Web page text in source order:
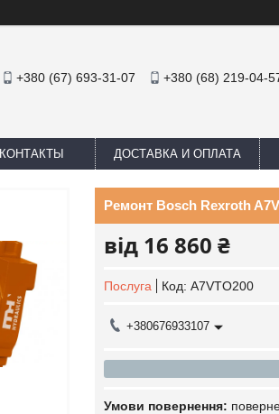
+380 (67) 693-31-07 +380 (68) 219-04-
КОНТАКТЫ ДОСТАВКА И ОПЛАТА
Ремонт Bosch Rexroth
від 16 860 ₴
Послуга Код: A7VTO200
+380676933107